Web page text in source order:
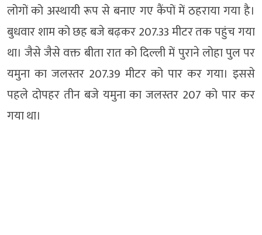
लोगों को अस्थायी रूप से बनाए गए कैंपों में ठहराया गया है।
बुधवार शाम को छह बजे बढ़कर 207.33 मीटर तक पहुंच गया
था। जैसे जैसे वक्त बीता रात को दिल्ली में पुराने लोहा पुल पर
यमुना का जलस्तर 207.39 मीटर को पार कर गया। इससे
पहले दोपहर तीन बजे यमुना का जलस्तर 207 को पार कर
गया था।